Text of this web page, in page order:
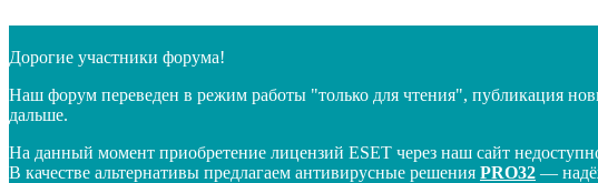
Дорогие участники форума!
Наш форум переведен в режим работы "только для чтения", публикация
дальше.
На данный момент приобретение лицензий ESET через наш сайт
В качестве альтернативы предлагаем антивирусные решения PRO32 —